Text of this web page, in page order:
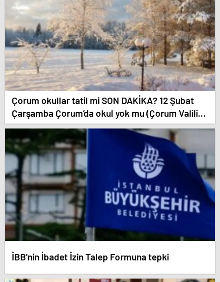
Çorum okullar tatil mi SON DAKİKA? 12 Şubat
Çarşamba Çorum’da okul yok mu (Çorum Valiliği
Açıklaması – KAR TATİLİ)?
İBB'nin İbadet İzin Talep Formuna tepki